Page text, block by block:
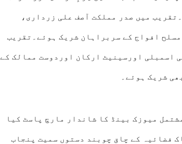
میں صدر مملکت آصف علی زرداری،
افواج کے سربراہان شریک ہوئے۔تقریب
اسمبلی اورسینیٹ ارکان اوردوست ممالک کے
شریک ہوئے۔
میوزک بینڈ کا شاندار مارچ پاسٹ کیا
فضائیہ کے چاق چوبند دستوں سمیت پنجاب